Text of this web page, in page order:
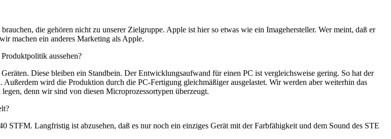
die gehören nicht zu unserer Zielgruppe. Apple ist hier so etwas wie ein Imagehersteller. Wer meint, daß er
machen ein anderes Marketing als Apple.
aussehen?
Diese bleiben ein Standbein. Der Entwicklungsaufwand für einen PC ist vergleichsweise gering. So hat der
wird die Produktion durch die PC-Fertigung gleichmäßiger ausgelastet. Wir werden aber weiterhin das
denn wir sind von diesen Microprozessortypen überzeugt.
Langfristig ist abzusehen, daß es nur noch ein einziges Gerät mit der Farbfähigkeit und dem Sound des STE